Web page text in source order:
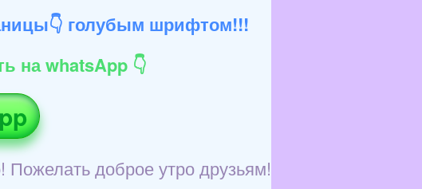
голубым шрифтом!!!
на whatsApp 👇
Пожелать доброе утро друзьям!